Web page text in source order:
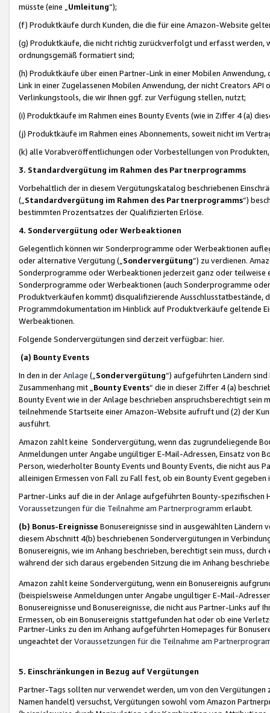
müsste (eine „ Umleitung“);
(f) Produktkäufe durch Kunden, die die für eine Amazon-Website
(g) Produktkäufe, die nicht richtig zurückverfolgt und erfasst werden,
ordnungsgemäß formatiert sind;
(h) Produktkäufe über einen Partner-Link in einer Mobilen
Link in einer Zugelassenen Mobilen Anwendung, der nicht Creators
Verlinkungstools, die wir Ihnen ggf. zur Verfügung stellen, nutzt;
(i) Produktkäufe im Rahmen eines Bounty Events (wie in Ziffer 4 (a)
(j) Produktkäufe im Rahmen eines Abonnements, soweit nicht im
(k) alle Vorabveröffentlichungen oder Vorbestellungen von
3. Standardvergütung im Rahmen des Partnerprogramms
Vorbehaltlich der in diesem Vergütungskatalog beschriebenen
(„ Standardvergütung im Rahmen des Partnerprogramms“)
bestimmten Prozentsatzes der Qualifizierten Erlöse.
4. Sondervergütung oder Werbeaktionen
Gelegentlich können wir Sonderprogramme oder Werbeaktionen
oder alternative Vergütung („ Sondervergütung”) zu verdienen.
Sonderprogramme oder Werbeaktionen jederzeit ganz oder
Sonderprogramme oder Werbeaktionen (auch Sonderprogramme
Produktverkäufen kommt) disqualifizierende Ausschlusstatbestände,
Programmdokumentation im Hinblick auf Produktverkäufe geltende
Werbeaktionen.
Folgende Sondervergütungen sind derzeit verfügbar: hier.
(a) Bounty Events
In den in derAnlage („ Sondervergütung“) aufgeführten Ländern
Zusammenhang mit „ Bounty Events“ die in dieser Ziffer 4 (a)
Bounty Event wie in der Anlage beschrieben anspruchsberechtigt sein
teilnehmende Startseite einer Amazon-Website aufruft und (2) der
ausführt.
Amazon zahlt keine Sondervergütung, wenn das zugrundeliegende
Anmeldungen unter Angabe ungültiger E-Mail-Adressen, Einsatz von
Person, wiederholter Bounty Events und Bounty Events, die nicht
alleinigen Ermessen von Fall zu Fall fest, ob ein Bounty Event
Partner-Links auf die in der Anlage aufgeführten Bounty-spezifischen
Voraussetzungen für die Teilnahme am Partnerprogramm erlaubt.
(b) Bonus-Ereignisse Bonusereignisse sind in ausgewählten Ländern
diesem Abschnitt 4(b) beschriebenen Sondervergütungen in
Bonusereignis, wie im Anhang beschrieben, berechtigt sein muss,
während der sich daraus ergebenden Sitzung die im Anhang
Amazon zahlt keine Sondervergütung, wenn ein Bonusereignis
(beispielsweise Anmeldungen unter Angabe ungültiger E-Mail-
Bonusereignisse und Bonusereignisse, die nicht aus Partner-Links auf
Ermessen, ob ein Bonusereignis stattgefunden hat oder ob eine
Partner-Links zu den im Anhang aufgeführten Homepages für
ungeachtet derVoraussetzungen für die Teilnahme am
5. Einschränkungen in Bezug auf Vergütungen
Partner-Tags sollten nur verwendet werden, um von den
Namen handelt) versuchst, Vergütungen sowohl vom Amazon